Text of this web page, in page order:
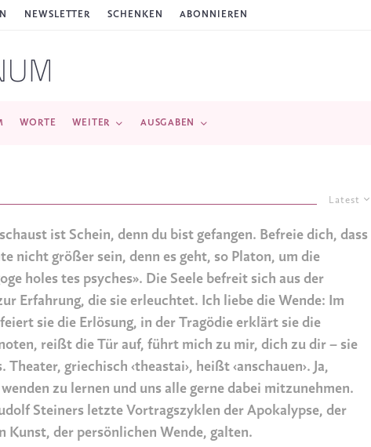
NEWSLETTER SCHENKEN ABONNIEREN
WORTE WEITER AUSGABEN
Latest
ist Schein, denn du bist gefangen. Befreie dich, dass
nicht größer sein, denn es geht, so Platon, um die
holes tes psyches». Die Seele befreit sich aus der
Erfahrung, die sie erleuchtet. Ich liebe die Wende: Im
sie die Erlösung, in der Tragödie erklärt sie die
reißt die Tür auf, führt mich zu mir, dich zu dir – sie
griechisch ‹theastai›, heißt ‹anschauen›. Ja,
zu lernen und uns alle gerne dabei mitzunehmen.
Steiners letzte Vortragszyklen der Apokalypse, der
Kunst, der persönlichen Wende, galten.